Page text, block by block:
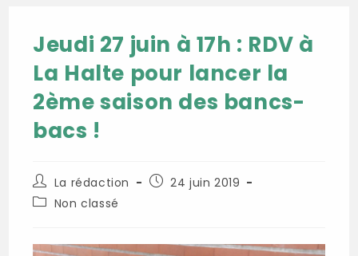
Jeudi 27 juin à 17h : RDV à
La Halte pour lancer la
2ème saison des bancs-
bacs !
Auteur/autrice
de
la
La rédaction
Publication
24 juin 2019
PostNon classé